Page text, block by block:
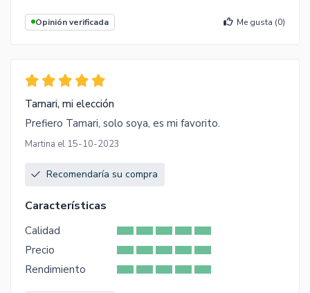
Opinión verificada Me gusta (0)
Tamari, mi elección
Prefiero Tamari, solo soya, es mi favorito.
Martina el 15-10-2023
Recomendaría su compra
Características
Calidad
Precio
Rendimiento